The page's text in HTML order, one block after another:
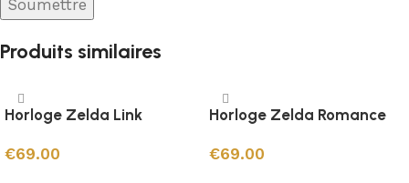
Produits similaires
Horloge Zelda Link
€69.00
Horloge Zelda Romance
€69.00